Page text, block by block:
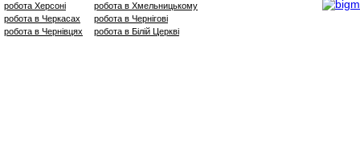
робота Херсоні
робота в Черкасах
робота в Чернівцях
робота в Хмельницькому
робота в Чернігові
робота в Білій Церкві